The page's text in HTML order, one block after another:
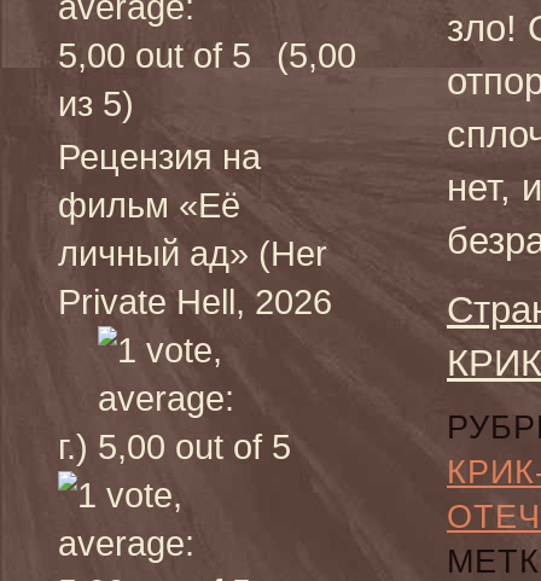
(5,00
из 5)
Рецензия на
фильм «Её
личный ад» (Her
Private Hell, 2026
г.)
зло!
нет,